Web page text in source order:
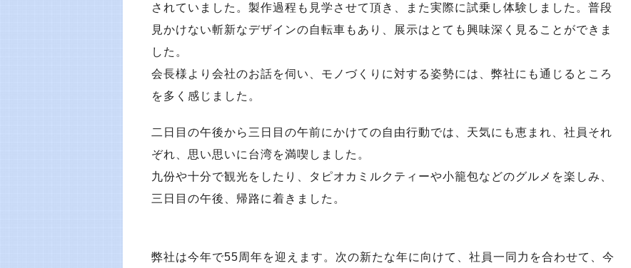
されていました。製作過程も見学させて頂き、また実際に試乗し体験しました。普段
見かけない斬新なデザインの自転車もあり、展示はとても興味深く見ることができま
した。
会長様より会社のお話を伺い、モノづくりに対する姿勢には、弊社にも通じるところ
を多く感じました。
二日目の午後から三日目の午前にかけての自由行動では、天気にも恵まれ、社員それ
ぞれ、思い思いに台湾を満喫しました。
九份や十分で観光をしたり、タピオカミルクティーや小籠包などのグルメを楽しみ、
三日目の午後、帰路に着きました。
弊社は今年で55周年を迎えます。次の新たな年に向けて、社員一同力を合わせて、今